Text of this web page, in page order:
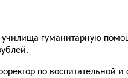
гуманитарную
по воспитательной и